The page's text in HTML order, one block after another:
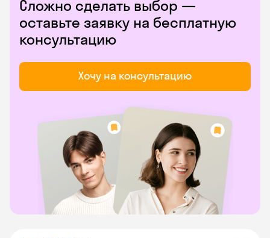
Сложно сделать выбор —
оставьте заявку на бесплатную
консультацию
Хочу на консультацию